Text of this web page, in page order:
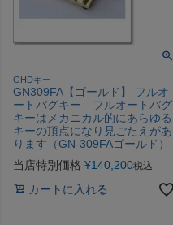
GHDキー
GN309FA【ゴールド】 フルオ
ートバグキー フルオートバグ
キーはメカニカル的にあらゆる
キーの頂点になり見ごたえがあ
ります（GN-309FAゴールド）
当店特別価格 ¥140,200税込
カートに入れる